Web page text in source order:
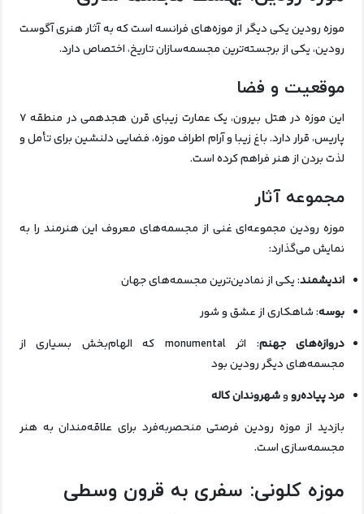
موزه رودین یکی دیگر از موزه‌های فرانسه است که به آثار هنری آگوست
رودین، یکی از برجسته‌ترین مجسمه‌سازان تاریخ، اختصاص دارد.
موقعیت و فضا
این موزه در هتل بیرون، یک عمارت زیبای قرن هجدهمی در منطقه ۷
پاریس، قرار دارد. باغ زیبا و آرام اطراف موزه، فضایی دلنشین برای تأمل و
لذت بردن از هنر فراهم کرده است.
مجموعه آثار
موزه رودین مجموعه‌ای غنی از مجسمه‌های معروف این هنرمند را به
نمایش می‌گذارد:
اندیشمند: یکی از نمادین‌ترین مجسمه‌های جهان
بوسه: شاهکاری از عشق و شور
دروازه‌های جهنم
: اثر monumental که الهام‌بخش بسیاری از
مجسمه‌های دیگر رودین بود
مرد پیاده‌رووشهروندان کاله
بازدید از موزه رودین فرصتی منحصربه‌فرد برای علاقه‌مندان به هنر
مجسمه‌سازی است.
موزه کلونی: سفری به قرون وسطی